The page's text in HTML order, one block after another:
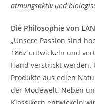
atmungsaktiv und
Die Philosophie von
„Unsere Passion sind
1867 entwickeln und
Hand verstrickt werden.
Produkte aus edlen
der Modewelt. Neben
Klassikern entwickeln